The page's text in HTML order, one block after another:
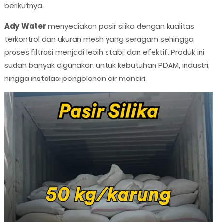
berikutnya.
Ady Watermenyediakan pasir silika dengan kualitas
terkontrol dan ukuran mesh yang seragam sehingga
proses filtrasi menjadi lebih stabil dan efektif. Produk ini
sudah banyak digunakan untuk kebutuhan PDAM, industri,
hingga instalasi pengolahan air mandiri.